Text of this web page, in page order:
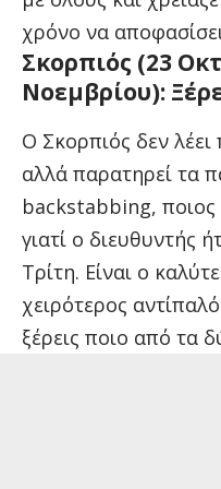
χρόνο να
Σκορπιός (23
Νοεμβρίου):
Ο Σκορπιός δεν λέει
αλλά παρατηρεί τα
backstabbing, ποιος
γιατί ο διευθυντής
Τρίτη. Είναι ο
χειρότερος
ξέρεις ποιο από τα